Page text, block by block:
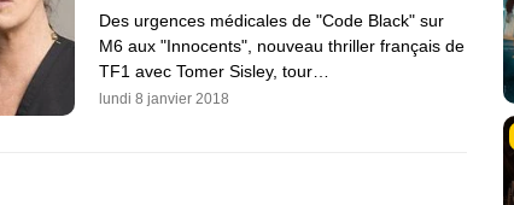
Des urgences médicales de "Code Black" sur
M6 aux "Innocents", nouveau thriller français de
TF1 avec Tomer Sisley, tour…
lundi 8 janvier 2018